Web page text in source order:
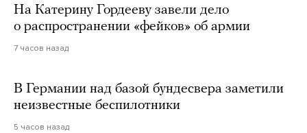
На Катерину Гордееву завели дело
о распространении «фейков» об армии
7 часов назад
В Германии над базой бундесвера заметили
неизвестные беспилотники
5 часов назад